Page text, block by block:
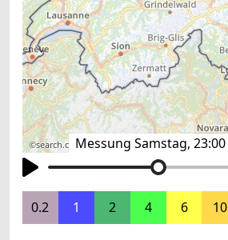
Messung Samstag, 23:00
©search.ch ,swisstopo,OpenStreetMap ,others
0.2 1 2 4 6 10